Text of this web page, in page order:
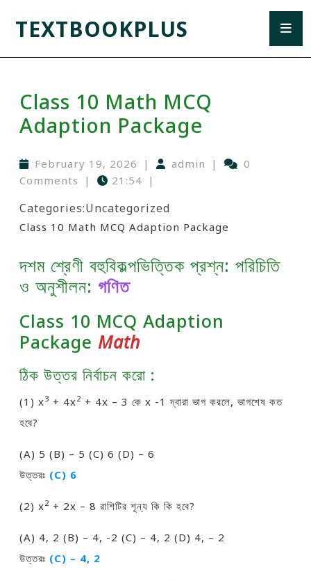
TEXTBOOKPLUS
Class 10 Math MCQ
Adaption Package
February 19, 2026 | admin |
0
Comments
| 21:54 |
Categories:Uncategorized
Class 10 Math MCQ Adaption Package
দশম শ্রেণী বহুবিকল্পভিত্তিক প্রশ্ন: পরিচিতি
ও অনুশীলন: গণিত
Class 10 MCQ Adaption
Package Math
ঠিক উত্তর নির্বাচন করাে :
(1) x3 + 4x2 + 4x – 3 কে x -1 দ্বারা ভাগ করলে, ভাগশেষ কত
হবে?
(A) 5 (B) – 5 (C) 6 (D) – 6
উত্তরঃ (C) 6
(2) x2 + 2x – 8 রাশিটির শূন্য কি কি হবে?
(A) 4, 2 (B) – 4, -2 (C) – 4, 2 (D) 4, – 2
উত্তরঃ (C) – 4, 2